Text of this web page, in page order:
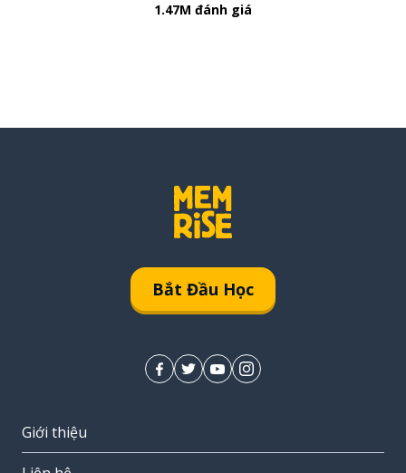
1.47M đánh giá
Bắt Đầu Học
Giới thiệu